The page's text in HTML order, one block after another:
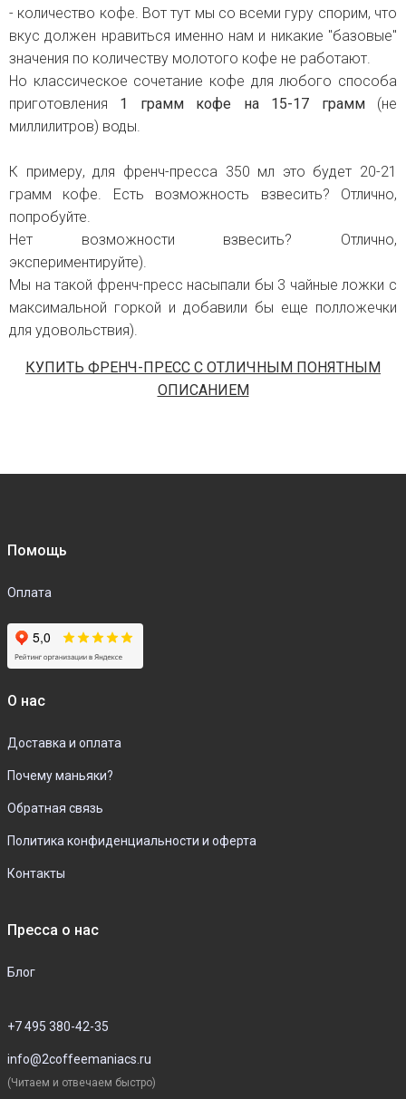
- количество кофе. Вот тут мы со всеми гуру спорим, что
вкус должен нравиться именно нам и никакие "базовые"
значения по количеству молотого кофе не работают.
Но классическое сочетание кофе для любого способа
приготовления 1 грамм кофе на 15-17 грамм(не
миллилитров) воды.
К примеру, для френч-пресса 350 мл это будет 20-21
грамм кофе. Есть возможность взвесить? Отлично,
попробуйте.
Нет возможности взвесить? Отлично,
экспериментируйте).
Мы на такой френч-пресс насыпали бы 3 чайные ложки с
максимальной горкой и добавили бы еще полложечки
для удовольствия).
КУПИТЬ ФРЕНЧ-ПРЕСС С ОТЛИЧНЫМ ПОНЯТНЫМ
ОПИСАНИЕМ
Помощь
Оплата
О нас
Доставка и оплата
Почему маньяки?
Обратная связь
Политика конфиденциальности и оферта
Контакты
Пресса о нас
Блог
+7 495 380-42-35
info@2coffeemaniacs.ru
(Читаем и отвечаем быстро)